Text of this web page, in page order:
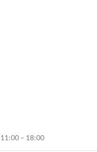
11:00 – 18:00